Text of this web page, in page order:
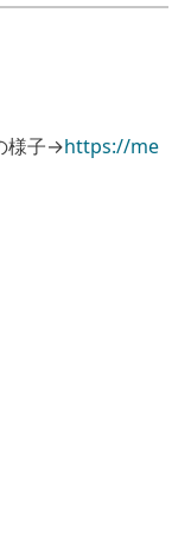
様子→https://me